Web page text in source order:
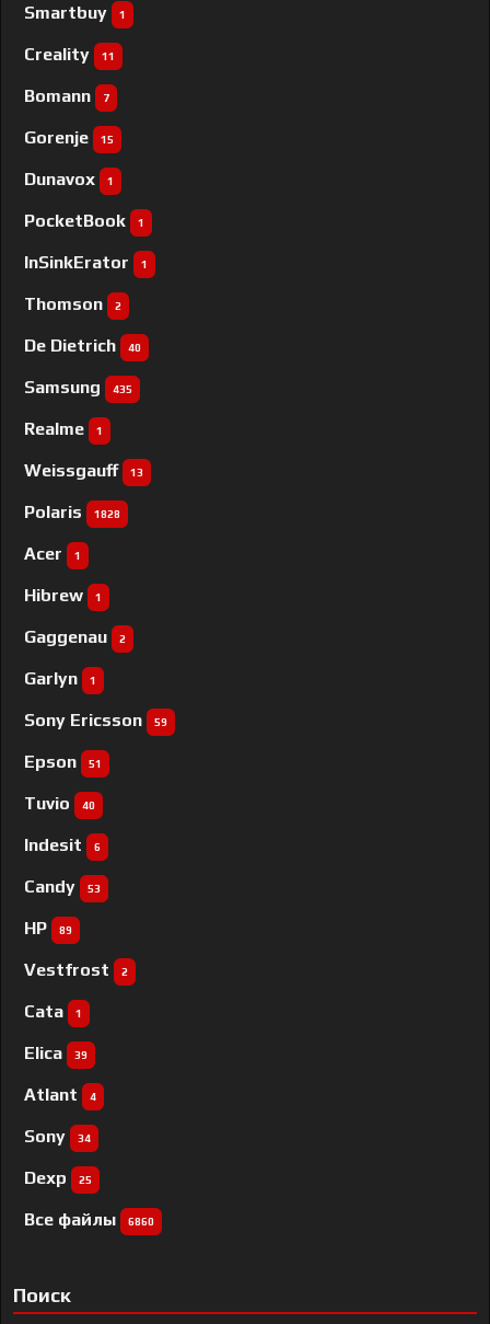
Smartbuy 1
Creality 11
Bomann 7
Gorenje 15
Dunavox 1
PocketBook 1
InSinkErator 1
Thomson 2
De Dietrich 40
Samsung 435
Realme 1
Weissgauff 13
Polaris 1828
Acer 1
Hibrew 1
Gaggenau 2
Garlyn 1
Sony Ericsson 59
Epson 51
Tuvio 40
Indesit 6
Candy 53
HP 89
Vestfrost 2
Cata 1
Elica 39
Atlant 4
Sony 34
Dexp 25
Все файлы 6860
Поиск